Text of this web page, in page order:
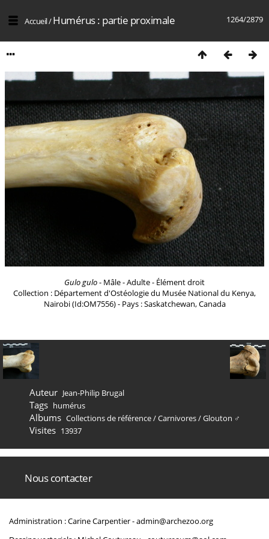
1264/2879
Accueil/Humérus : partie proximale
Gulo gulo- Mâle - Adulte - Élément droit
Collection : Département d'Ostéologie du Musée National du Kenya,
Nairobi (Id:OM7556) - Pays : Saskatchewan, Canada
Auteur Jean-Philip Brugal
Tags humérus
Albums Collections de référence/Carnivores/Glouton ♂
Visites 13937
Nous contacter
Administration : Carine Carpentier -admin@archezoo.org